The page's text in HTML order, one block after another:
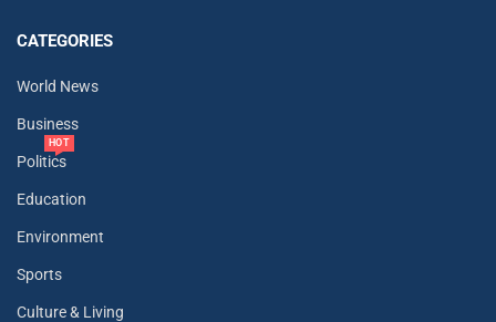
CATEGORIES
World News
Business
Politics
HOT
Education
Environment
Sports
Culture & Living